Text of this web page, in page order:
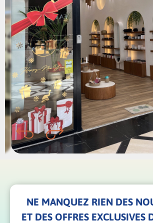
NE MANQUEZ RIEN DES
ET DES OFFRES EXCLUSIVES